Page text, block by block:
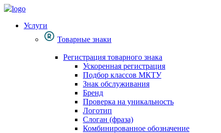
Услуги
Товарные знаки
Регистрация товарного знака
Ускоренная регистрация
Подбор классов МКТУ
Знак обслуживания
Бренд
Проверка на уникальность
Логотип
Слоган (фраза)
Комбинированное обозначение